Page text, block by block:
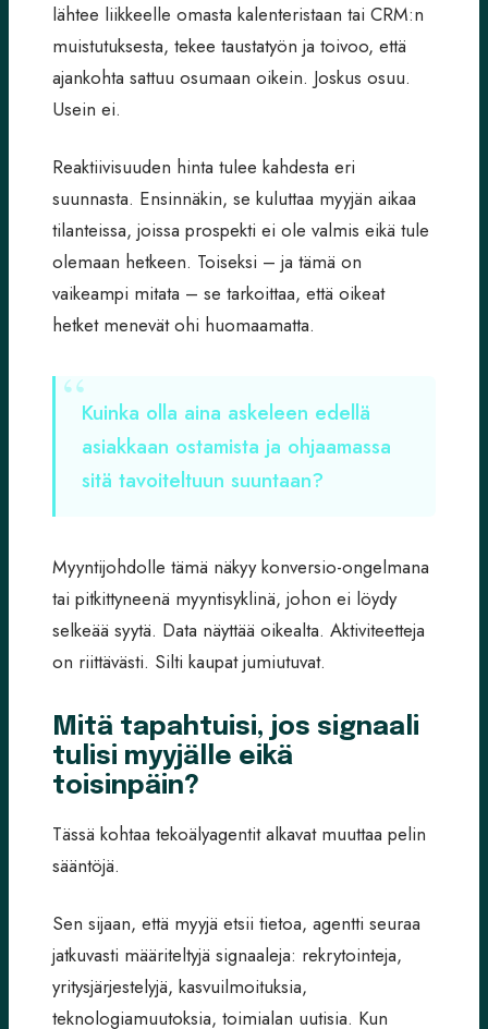
lähtee liikkeelle omasta kalenteristaan tai CRM:n
muistutuksesta, tekee taustatyön ja toivoo, että
ajankohta sattuu osumaan oikein. Joskus osuu.
Usein ei.
Reaktiivisuuden hinta tulee kahdesta eri
suunnasta. Ensinnäkin, se kuluttaa myyjän aikaa
tilanteissa, joissa prospekti ei ole valmis eikä tule
olemaan hetkeen. Toiseksi – ja tämä on
vaikeampi mitata – se tarkoittaa, että oikeat
hetket menevät ohi huomaamatta.
Kuinka olla aina askeleen edellä
asiakkaan ostamista ja ohjaamassa
sitä tavoiteltuun suuntaan?
Myyntijohdolle tämä näkyy konversio-ongelmana
tai pitkittyneenä myyntisyklinä, johon ei löydy
selkeää syytä. Data näyttää oikealta. Aktiviteetteja
on riittävästi. Silti kaupat jumiutuvat.
Mitä tapahtuisi, jos signaali
tulisi myyjälle eikä
toisinpäin?
Tässä kohtaa tekoälyagentit alkavat muuttaa pelin
sääntöjä.
Sen sijaan, että myyjä etsii tietoa, agentti seuraa
jatkuvasti määriteltyjä signaaleja: rekrytointeja,
yritysjärjestelyjä, kasvuilmoituksia,
teknologiamuutoksia, toimialan uutisia. Kun